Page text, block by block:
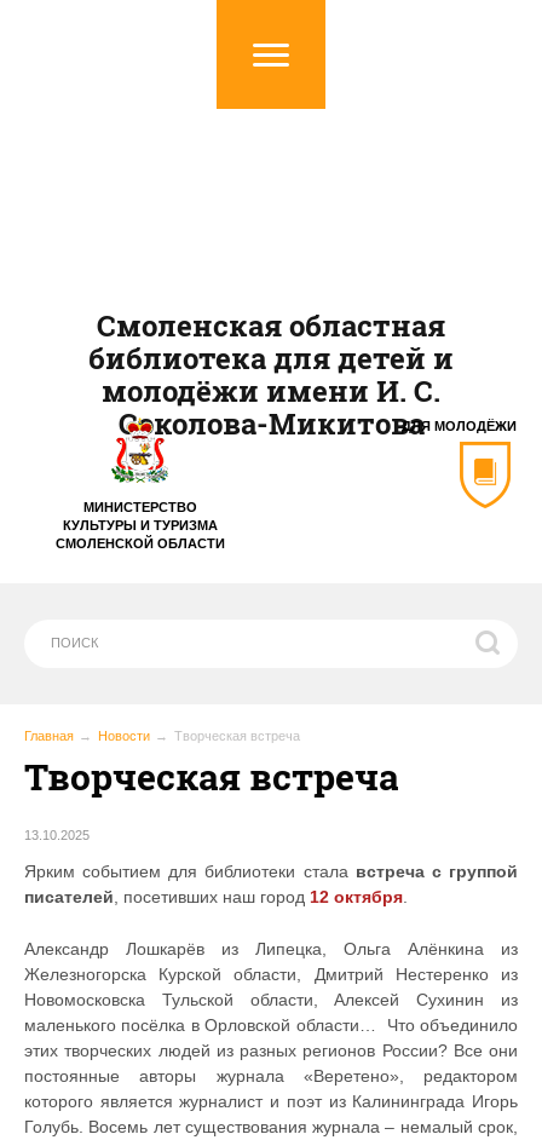
МИНИСТЕРСТВО
КУЛЬТУРЫ И ТУРИЗМА
СМОЛЕНСКОЙ ОБЛАСТИ
ДЛЯ МОЛОДЁЖИ
Смоленская областная
библиотека для детей и
молодёжи имени И. С.
Соколова-Микитова
Главная Новости Творческая встреча
Творческая встреча
13.10.2025
Ярким событием для библиотеки стала встреча с группой
писателей , посетивших наш город 12 октября
Александр Лошкарёв из Липецка, Ольга Алёнкина из
Железногорска Курской области, Дмитрий Нестеренко из
Новомосковска Тульской области, Алексей Сухинин из
маленького посёлка в Орловской области… Что объединило
этих творческих людей из разных регионов России? Все они
постоянные авторы журнала «Веретено», редактором
которого является журналист и поэт из Калининграда Игорь
Голубь. Восемь лет существования журнала – немалый срок,